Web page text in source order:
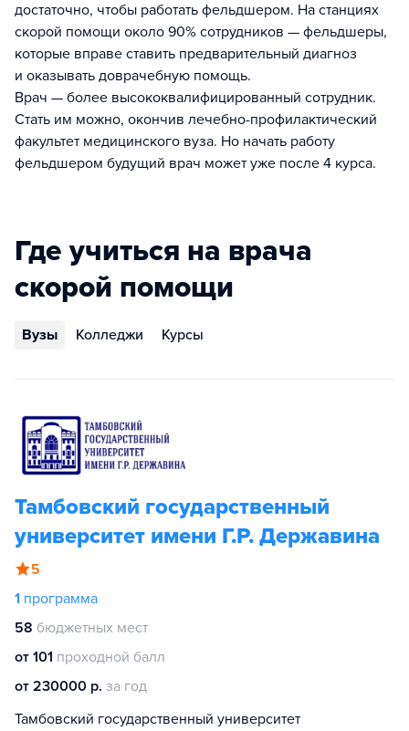
достаточно, чтобы работать фельдшером. На станциях
скорой помощи около 90% сотрудников — фельдшеры,
которые вправе ставить предварительный диагноз
и оказывать доврачебную помощь.
Врач — более высококвалифицированный сотрудник.
Стать им можно, окончив лечебно-профилактический
факультет медицинского вуза. Но начать работу
фельдшером будущий врач может уже после 4 курса.
Где учиться на врача
скорой помощи
Вузы Колледжи Курсы
Тамбовский государственный
университет имени Г.Р. Державина
5
1 программа
58 бюджетных мест
от 101 проходной балл
от 230000 р. за год
Тамбовский государственный университет